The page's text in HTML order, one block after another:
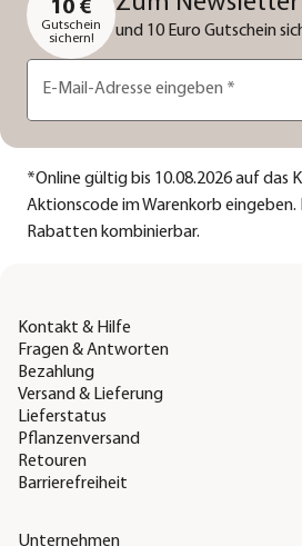
10 €
Gutschein
sichern!
und 10 Euro Gutschein
E-Mail-Adresse eingeben *
*Online gültig bis 10.08.2026 auf das
Aktionscode im Warenkorb
Rabatten kombinierbar.
Kontakt & Hilfe
Fragen & Antworten
Bezahlung
Versand & Lieferung
Lieferstatus
Pflanzenversand
Retouren
Barrierefreiheit
Unternehmen